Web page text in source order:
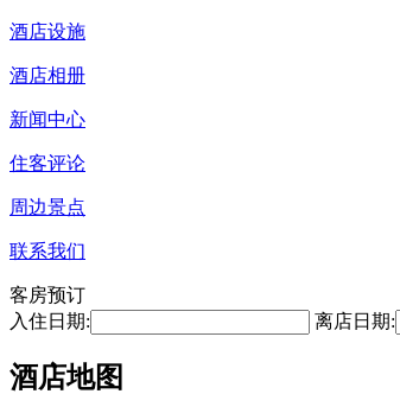
酒店设施
酒店相册
新闻中心
住客评论
周边景点
联系我们
客房预订
入住日期:
离店日期:
酒店地图